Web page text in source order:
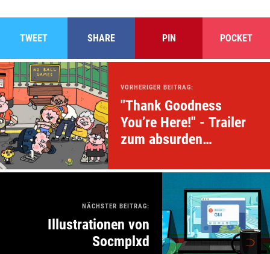
TWEET SHARE PIN POCKET
VORHERIGER BEITRAG:
"Thank Goodness
You’re Here!" - Trailer
zum absurden
NÄCHSTER BEITRAG:
Illustrationen von
Socmplxd